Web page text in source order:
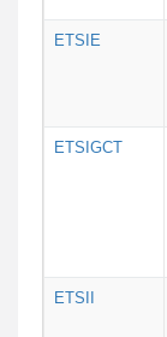
ETSIE
ETSIGCT
ETSII